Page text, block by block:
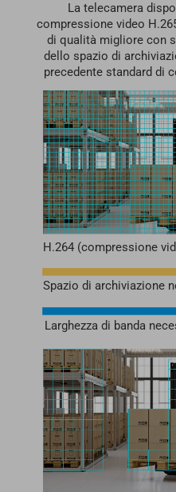
La telecamera
compressione video
di qualità migliore con
dello spazio di
precedente standard di
H.264 (compressione
Spazio di archiviazione
Larghezza di banda